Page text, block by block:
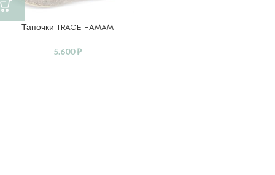
Тапочки TRACE HAMAM
5.600₽